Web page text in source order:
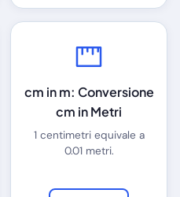
cm in m: Conversione
cm in Metri
1 centimetri equivale a
0.01 metri.